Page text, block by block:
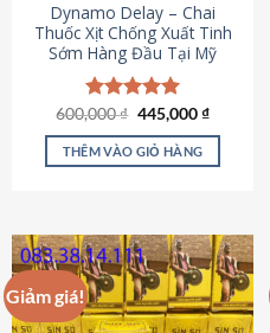
Dynamo Delay – Chai
Thuốc Xịt Chống Xuất Tinh
Sớm Hàng Đầu Tại Mỹ
Được xếp
hạng5.00
5 sao
600,000₫ Giá
là:
600,000 ₫.
445,000₫Giá
tại
THÊM VÀO GIỎ HÀNG
Giảm giá!